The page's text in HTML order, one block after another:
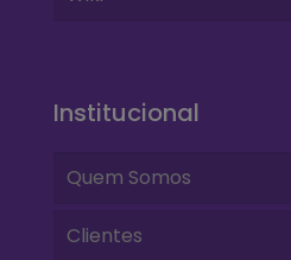
Institucional
Quem Somos
Clientes